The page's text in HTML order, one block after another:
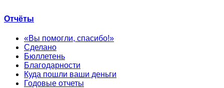
Отчёты
«Вы помогли, спасибо!»
Сделано
Бюллетень
Благодарности
Куда пошли ваши деньги
Годовые отчеты